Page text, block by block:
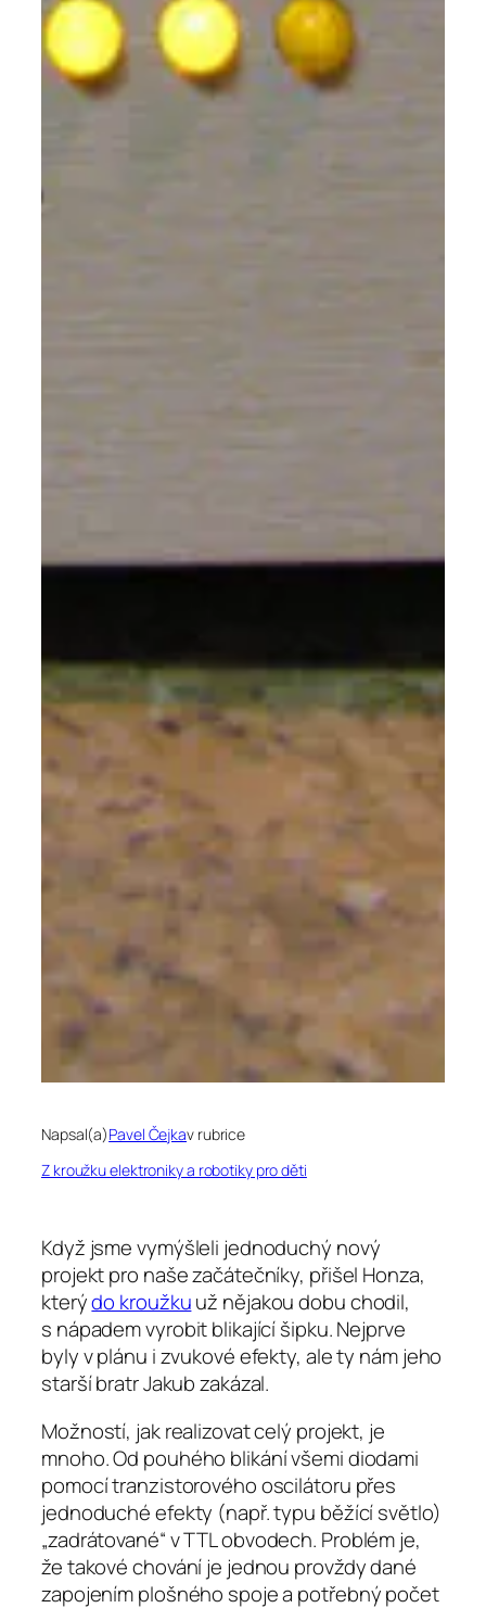
Napsal(a)Pavel Čejkav rubrice
Z kroužku elektroniky a robotiky pro děti
Když jsme vymýšleli jednoduchý nový
projekt pro naše začátečníky, přišel Honza,
kterýdo kroužkuuž nějakou dobu chodil,
s nápadem vyrobit blikající šipku. Nejprve
byly v plánu i zvukové efekty, ale ty nám jeho
starší bratr Jakub zakázal.
Možností, jak realizovat celý projekt, je
mnoho. Od pouhého blikání všemi diodami
pomocí tranzistorového oscilátoru přes
jednoduché efekty (např. typu běžící světlo)
„zadrátované“ v TTL obvodech. Problém je,
že takové chování je jednou provždy dané
zapojením plošného spoje a potřebný počet